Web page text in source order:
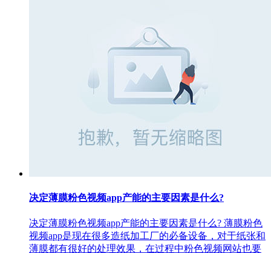
决定薄膜粉色视频app产能的主要因素是什么?
决定薄膜粉色视频app产能的主要因素是什么? 薄膜粉色
视频app是现在很多造纸加工厂的必备设备，对于纸张和
薄膜都有很好的处理效果，在过程中粉色视频网站也要